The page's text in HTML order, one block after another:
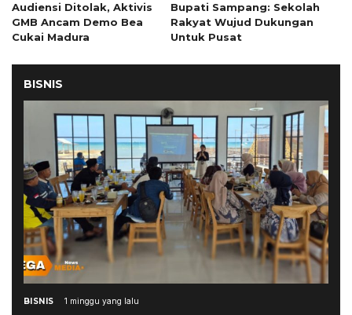
Audiensi Ditolak, Aktivis
GMB Ancam Demo Bea
Cukai Madura
Bupati Sampang: Sekolah
Rakyat Wujud Dukungan
Untuk Pusat
BISNIS
BISNIS 1 minggu yang lalu